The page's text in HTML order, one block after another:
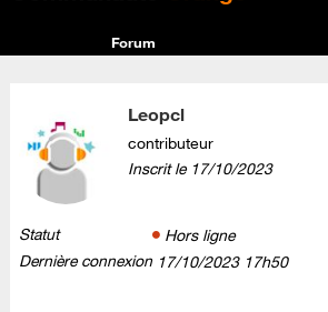
Forum
Leopcl
contributeur
Inscrit le ‎17/10/2023
Statut
Hors ligne
Dernière connexion ‎17/10/2023 17h50